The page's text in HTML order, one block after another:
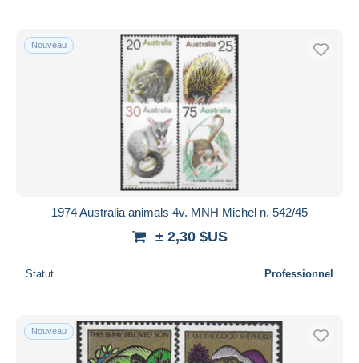
Nouveau
1974 Australia animals 4v. MNH Michel n. 542/45
± 2,30 $US
Statut Professionnel
Nouveau